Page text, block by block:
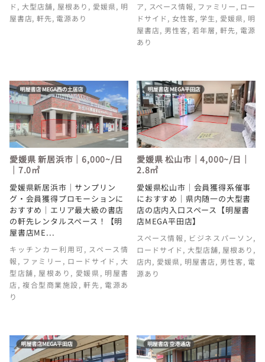
ド, 大型店舗, 屋根あり , 愛媛県, 明
屋書店,軒先, 電源あり
ア, スペース情報, ファミリー, ロー
ドサイド,女性客, 学生, 愛媛県, 明
屋書店, 男性客,若年層,軒先, 電源
あり
愛媛県 新居浜市｜6,000~/日
｜7.0㎡
愛媛県新居浜市｜サンプリン
グ・会員獲得プロモーションに
おすすめ｜エリア最大級の書店
の軒先レンタルスペース！【明
屋書店ME...
キッチンカー利用可, スペース情
報 , ファミリー , ロードサイド , 大
型店舗, 屋根あり , 愛媛県, 明屋書
店, 複合型商業施設,軒先, 電源あ
り
愛媛県 松山市｜4,000~/日｜
2.8㎡
愛媛県松山市｜会員獲得系催事
におすすめ｜県内随一の大型書
店の店内入口スペース【明屋書
店MEGA平田店】
スペース情報 , ビジネスパーソン,
ロードサイド, 大型店舗, 屋根あり ,
店内, 愛媛県, 明屋書店, 男性客, 電
源あり